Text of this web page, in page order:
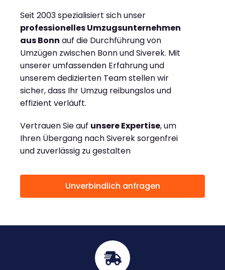
Seit 2003 spezialisiert sich unser
professionelles Umzugsunternehmen
aus Bonn auf die Durchführung von
Umzügen zwischen Bonn und Siverek. Mit
unserer umfassenden Erfahrung und
unserem dedizierten Team stellen wir
sicher, dass Ihr Umzug reibungslos und
effizient verläuft.
Vertrauen Sie auf unsere Expertise, um
Ihren Übergang nach Siverek sorgenfrei
und zuverlässig zu gestalten
Unverbindlich anfragen